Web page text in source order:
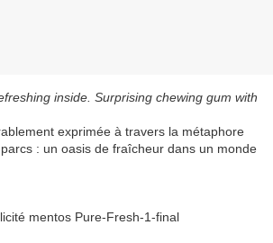
inside. Surprising chewing gum with
exprimée à travers la métaphore
: un oasis de fraîcheur dans un monde